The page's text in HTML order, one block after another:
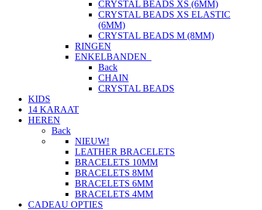
CRYSTAL BEADS XS (6MM)
CRYSTAL BEADS XS ELASTIC
(6MM)
CRYSTAL BEADS M (8MM)
RINGEN
ENKELBANDEN
Back
CHAIN
CRYSTAL BEADS
KIDS
14 KARAAT
HEREN
Back
NIEUW!
LEATHER BRACELETS
BRACELETS 10MM
BRACELETS 8MM
BRACELETS 6MM
BRACELETS 4MM
CADEAU OPTIES